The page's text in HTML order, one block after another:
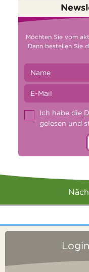
Möchten Sie vom
Dann bestellen Sie
Ich habe die
gelesen und